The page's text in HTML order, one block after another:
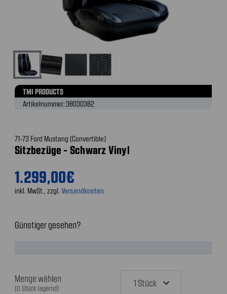
TMI PRODUCTS
Artikelnummer.:38030382
71-73 Ford Mustang (Convertible)
Sitzbezüge - Schwarz Vinyl
1.299,00€
inkl. MwSt., zzgl. Versandkosten
Günstiger gesehen?
Menge wählen
(0 Stück lagernd)